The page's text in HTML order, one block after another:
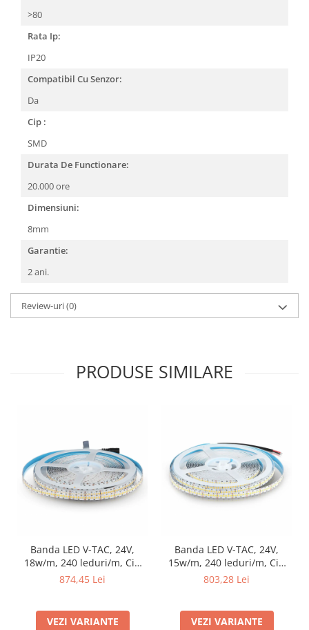
>80
Rata Ip:
IP20
Compatibil Cu Senzor:
Da
Cip :
SMD
Durata De Functionare:
20.000 ore
Dimensiuni:
8mm
Garantie:
2 ani.
Review-uri(0)
PRODUSE SIMILARE
Banda LED V-TAC, 24V,
18w/m, 240 leduri/m, Cip
Samsung, CRI>95, Rola 10m
874,45 Lei
VEZI VARIANTE
Banda LED V-TAC, 24V,
15w/m, 240 leduri/m, Cip
Samsung, CRI>80, Rola 10m
803,28 Lei
VEZI VARIANTE